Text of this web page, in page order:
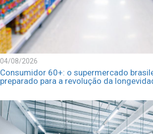
04/08/2026
Consumidor 60+: o supermercado
preparado para a revolução da